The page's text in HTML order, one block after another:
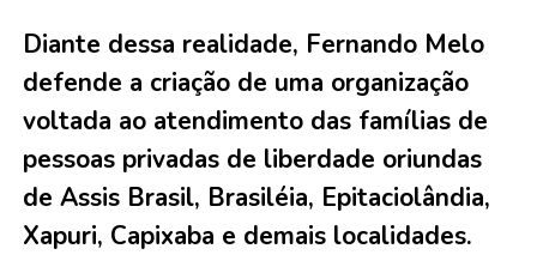
Diante dessa realidade, Fernando Melo
defende a criação de uma organização
voltada ao atendimento das famílias de
pessoas privadas de liberdade oriundas
de Assis Brasil, Brasiléia, Epitaciolândia,
Xapuri, Capixaba e demais localidades.